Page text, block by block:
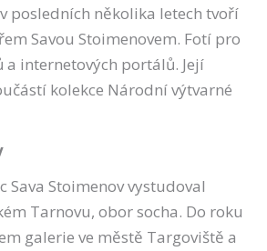
posledních několika letech tvoří
Savou Stoimenovem. Fotí pro
a internetových portálů. Její
kolekce Národní výtvarné
Sava Stoimenov vystudoval
Tarnovu, obor socha. Do roku
galerie ve městě Targoviště a